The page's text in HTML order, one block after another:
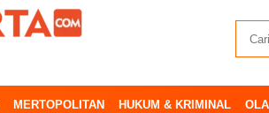
MERTOPOLITAN HUKUM & KRIMINAL